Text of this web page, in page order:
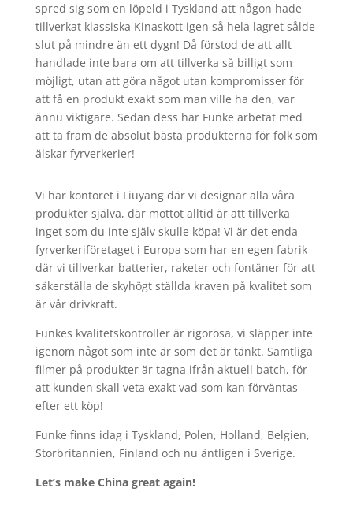
spred sig som en löpeld i Tyskland att någon hade
tillverkat klassiska Kinaskott igen så hela lagret sålde
slut på mindre än ett dygn! Då förstod de att allt
handlade inte bara om att tillverka så billigt som
möjligt, utan att göra något utan kompromisser för
att få en produkt exakt som man ville ha den, var
ännu viktigare. Sedan dess har Funke arbetat med
att ta fram de absolut bästa produkterna för folk som
älskar fyrverkerier!
Vi har kontoret i Liuyang där vi designar alla våra
produkter själva, där mottot alltid är att tillverka
inget som du inte själv skulle köpa! Vi är det enda
fyrverkeriföretaget i Europa som har en egen fabrik
där vi tillverkar batterier, raketer och fontäner för att
säkerställa de skyhögt ställda kraven på kvalitet som
är vår drivkraft.
Funkes kvalitetskontroller är rigorösa, vi släpper inte
igenom något som inte är som det är tänkt. Samtliga
filmer på produkter är tagna ifrån aktuell batch, för
att kunden skall veta exakt vad som kan förväntas
efter ett köp!
Funke finns idag i Tyskland, Polen, Holland, Belgien,
Storbritannien, Finland och nu äntligen i Sverige.
Let’s make China great again!